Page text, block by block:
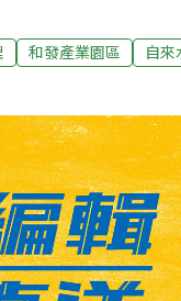
水廠商進行水源交換
成水源交換相關行政
位在高雄市大寮地
。高雄市政府表示
，目前已有57家開
子零組件旗艦廠商
計畫將平均用水量
和發產業園區 自來